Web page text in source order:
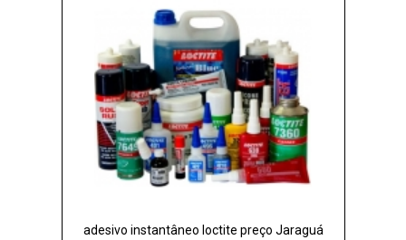
adesivo instantâneo loctite preço Jaraguá